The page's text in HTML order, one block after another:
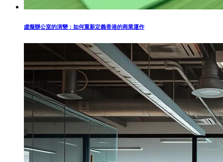
虛擬辦公室的演變：如何重新定義香港的商業運作